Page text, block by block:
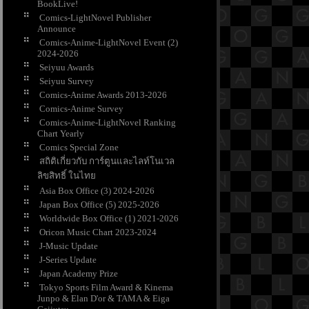
BookLive!
Comics-LightNovel Publisher
Announce
Comics-Anime-LightNovel Event (2)
2024-2026
Seiyuu Awards
Seiyuu Survey
Comics-Anime Awards 2013-2026
Comics-Anime Survey
Comics-Anime-LightNovel Ranking
Chart Yearly
Comics Special Zone
สถิติเกี่ยวกับ การ์ตูนและไลท์โนเวล
ลิขสิทธิ์ ในไท
Asia Box Office (3) 2024-2026
Japan Box Office (5) 2025-2026
Worldwide Box Office (1) 2021-2026
Oricon Music Chart 2023-2024
J-Music Update
J-Series Update
Japan Academy Prize
Tokyo Sports Film Award & Kinema
Junpo & Elan D'or & TAMA & Eiga